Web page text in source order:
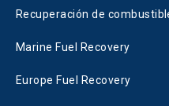
Recuperación de
Marine Fuel Recovery
Europe Fuel Recovery